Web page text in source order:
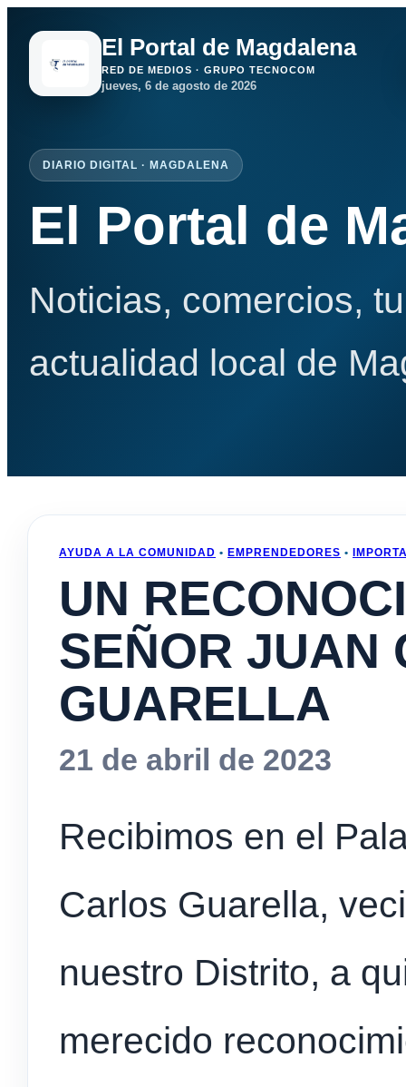
El Portal de Magdalena
RED DE MEDIOS · GRUPO TECNOCOM
jueves, 6 de agosto de 2026
DIARIO DIGITAL · MAGDALENA
El Portal de
Noticias, comercios,
actualidad local de
AYUDA A LA COMUNIDAD • EMPRENDEDORES •
UN
SEÑOR JUAN
GUARELLA
21 de abril de 2023
Recibimos en el
Carlos Guarella,
nuestro Distrito, a
merecido